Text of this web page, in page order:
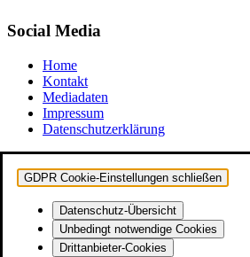
Social Media
Home
Kontakt
Mediadaten
Impressum
Datenschutzerklärung
GDPR Cookie-Einstellungen schließen
Datenschutz-Übersicht
Unbedingt notwendige Cookies
Drittanbieter-Cookies